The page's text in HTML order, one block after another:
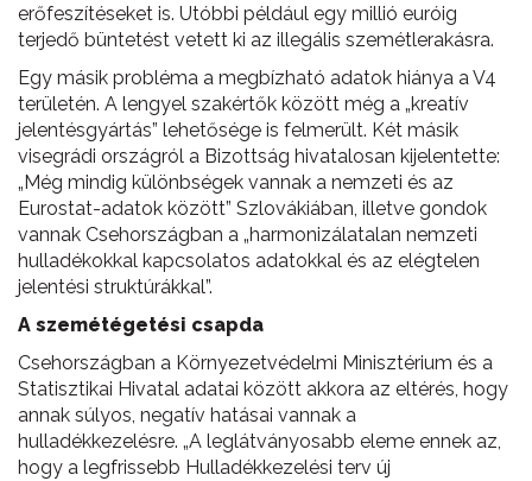
erőfeszítéseket is. Utóbbi például egy millió euróig
terjedő büntetést vetett ki az illegális szemétlerakásra.
Egy másik probléma a megbízható adatok hiánya a V4
területén. A lengyel szakértők között még a „kreatív
jelentésgyártás” lehetősége is felmerült. Két másik
visegrádi országról a Bizottság hivatalosan kijelentette:
„Még mindig különbségek vannak a nemzeti és az
Eurostat-adatok között” Szlovákiában, illetve gondok
vannak Csehországban a „harmonizálatalan nemzeti
hulladékokkal kapcsolatos adatokkal és az elégtelen
jelentési struktúrákkal”.
A szemétégetési csapda
Csehországban a Környezetvédelmi Minisztérium és a
Statisztikai Hivatal adatai között akkora az eltérés, hogy
annak súlyos, negatív hatásai vannak a
hulladékkezelésre. „A leglátványosabb eleme ennek az,
hogy a legfrissebb Hulladékkezelési terv új